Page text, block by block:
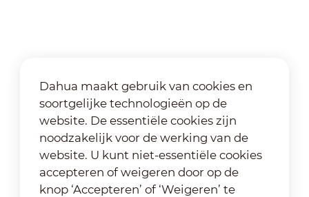
Dahua maakt gebruik van cookies en
soortgelijke technologieën op de
website. De essentiële cookies zijn
noodzakelijk voor de werking van de
website. U kunt niet-essentiële cookies
accepteren of weigeren door op de
knop ‘Accepteren’ of ‘Weigeren’ te